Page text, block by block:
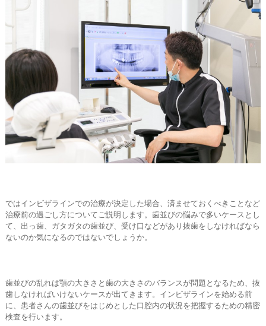
ではインビザラインでの治療が決定した場合、済ませておくべきことなど
治療前の過ごし方についてご説明します。歯並びの悩みで多いケースとし
て、出っ歯、ガタガタの歯並び、受け口などがあり抜歯をしなければなら
ないのか気になるのではないでしょうか。
歯並びの乱れは顎の大きさと歯の大きさのバランスが問題となるため、抜
歯しなければいけないケースが出てきます。インビザラインを始める前
に、患者さんの歯並びをはじめとした口腔内の状況を把握するための精密
検査を行います。